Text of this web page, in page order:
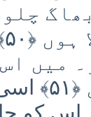
بھاگ
میں
صریح رستہ
کو